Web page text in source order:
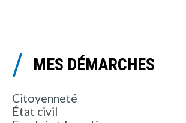
MES DÉMARCHES
Citoyenneté
État civil